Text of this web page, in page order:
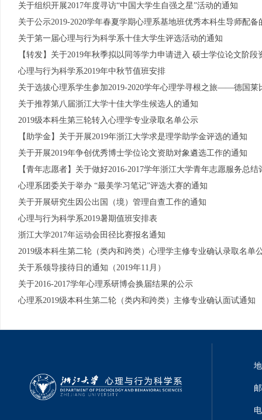
关于组织开展2017年度寻访“中国大学生自强之星”活动的通知
关于公示2019-2020学年春夏学期心理系基地班优秀本科生导师配备
关于第一届心理与行为科学系十佳大学生评选活动的通知
【转发】关于2019年秋季拟以同等学力申请进入 硕士学位论文阶
心理与行为科学系2019年中秋节值班安排
关于选拔心理系学生参加2019-2020学年心理学寻根之旅——德国莱
关于推荐第八届浙江大学十佳大学生候选人的通知
2019级本科生第三轮转入心理学专业录取名单公示
【助学金】关于开展2019年浙江大学求是理学助学金评选的通知
关于开展2019年争创优秀博士学位论文资助对象遴选工作的通知
【青年志愿者】关于做好2016-2017学年浙江大学青年志愿服务总
心理系团委关于举办 “最美学习笔记”评选大赛的通知
关于开展研究生因公出国（境）管理自查工作的通知
心理与行为科学系2019暑期值班安排表
浙江大学2017年运动会田径比赛报名通知
2019级本科生第二轮（类内和跨类）心理学主修专业确认录取名单
关于系领导接待日的通知（2019年11月）
关于2016-2017学年心理系研博会换届结果的公示
心理系2019级本科生第二轮（类内和跨类）主修专业确认面试通知